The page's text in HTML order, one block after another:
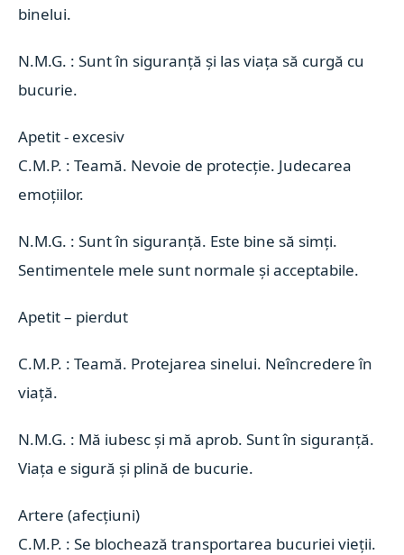
binelui.
N.M.G. : Sunt în siguranță și las viața să curgă cu
bucurie.
Apetit - excesiv
C.M.P. : Teamă. Nevoie de protecție. Judecarea
emoțiilor.
N.M.G. : Sunt în siguranță. Este bine să simți.
Sentimentele mele sunt normale și acceptabile.
Apetit – pierdut
C.M.P. : Teamă. Protejarea sinelui. Neîncredere în
viață.
N.M.G. : Mă iubesc și mă aprob. Sunt în siguranță.
Viața e sigură și plină de bucurie.
Artere (afecțiuni)
C.M.P. : Se blochează transportarea bucuriei vieții.